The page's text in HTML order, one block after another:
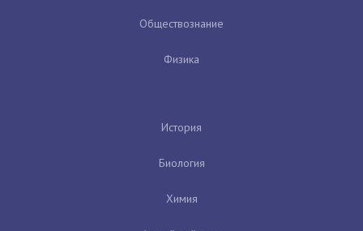
Обществознание
Физика
История
Биология
Химия